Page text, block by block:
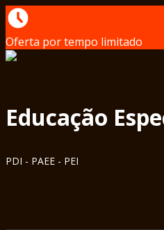
Oferta por tempo limitado
Educação
PDI - PAEE - PEI